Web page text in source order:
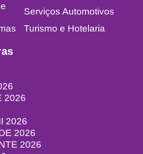
Serviços Automotivos
Turismo e Hotelaria
2026
2026
2026
2026